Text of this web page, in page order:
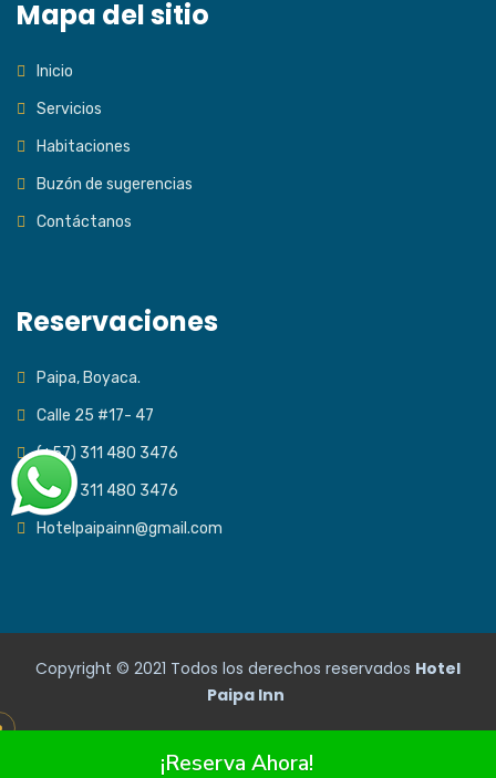
Mapa del sitio
Inicio
Servicios
Habitaciones
Buzón de sugerencias
Contáctanos
Reservaciones
Paipa, Boyaca.
Calle 25 #17- 47
(+57) 311 480 3476
(+57) 311 480 3476
Hotelpaipainn@gmail.com
Copyright © 2021 Todos los derechos reservados Hotel
Paipa Inn
¡Reserva Ahora!